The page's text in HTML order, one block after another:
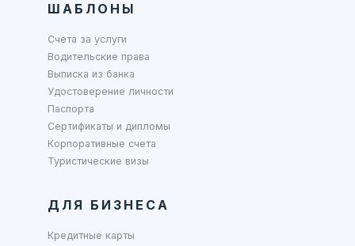
ШАБЛОНЫ
Счета за услуги
Водительские права
Выписка из банка
Удостоверение личности
Паспорта
Сертификаты и дипломы
Корпоративные счета
Туристические визы
ДЛЯ БИЗНЕСА
Кредитные карты